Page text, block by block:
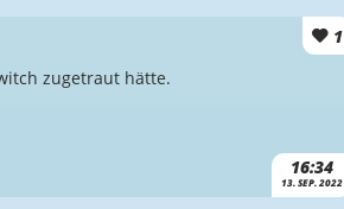
1
16:34
13. SEP. 2022
zugetraut hätte.